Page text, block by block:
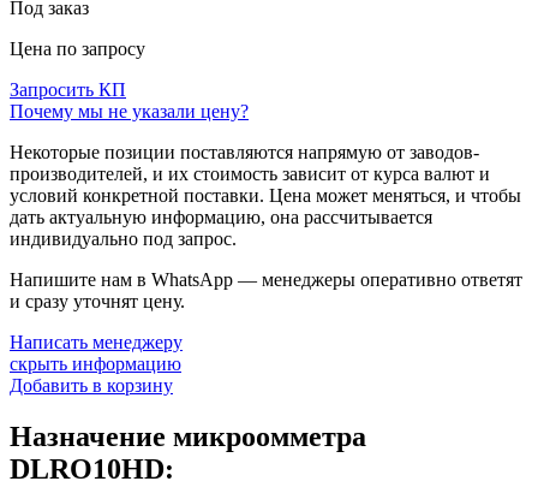
Под заказ
Цена по запросу
Запросить КП
Почему мы не указали цену?
Некоторые позиции поставляются напрямую от заводов-
производителей, и их стоимость зависит от курса валют и
условий конкретной поставки. Цена может меняться, и чтобы
дать актуальную информацию, она рассчитывается
индивидуально под запрос.
Напишите нам в WhatsApp — менеджеры оперативно ответят
и сразу уточнят цену.
Написать менеджеру
скрыть информацию
Добавить в корзину
Назначение микроомметра
DLRO10HD: